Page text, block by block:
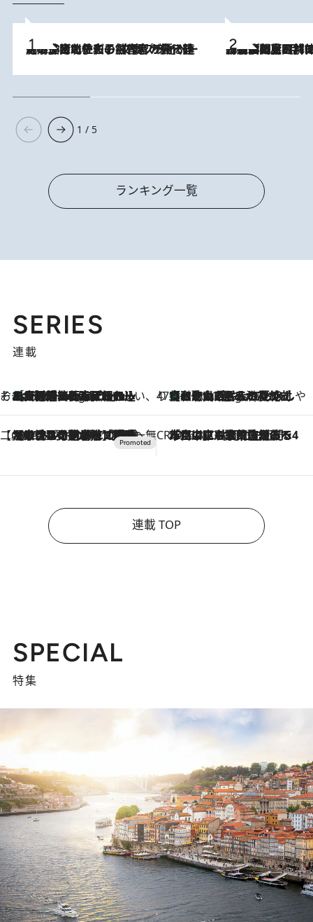
2026.8.3
《「文士の子ども被害者の会」発足！》阿川佐和子（72）が語る遠藤周作に北杜夫、劇作家・矢代静一の子どもたちの“文豪プライベート事件簿” 2026.8.8
「最後に見られてよかった」上野動物園の東園パンダ舎が解体前に特別公開。8月16日まで延長されたパネル展と共に辿る“半世紀”のパンダ飼育《解体工事の図面あり》
1 / 5
ランキング一覧
SERIES
連載
そおだよおこの関西おいしい、おやつ紀行3 Hours Ago
［大阪府箕面市］一皿一皿目の前で仕上げられる、料理を巧みに組み込んだアシェットデセールコース「ミチル アシェット デセール（Michiru assiette dessert）」 47都道府県の手みやげ ひんやりスイーツで夏を満喫
3 Hours Ago
【和歌山県】この夏絶対食べたい 冷やしておいしいおやつ3選 みかんがごろっと丸ごと入ったジュレ
【CREA×星野リゾート】唯一無二。癒しと発見が待つ場所へ
2026.8.7
【トンボの足水浴】ヒノキの香りに包まれて涼感マックス！約13℃の湧水かけ流しを避暑地「星野温泉 トンボの湯」で体験 CREA'S CHOICE
2026.8.7
「立川にも歌舞伎があるんだよ」 片岡仁左衛門・市川中車ら豪華座組みで4年目の立川立飛歌舞伎へ
連載 TOP
SPECIAL
特集